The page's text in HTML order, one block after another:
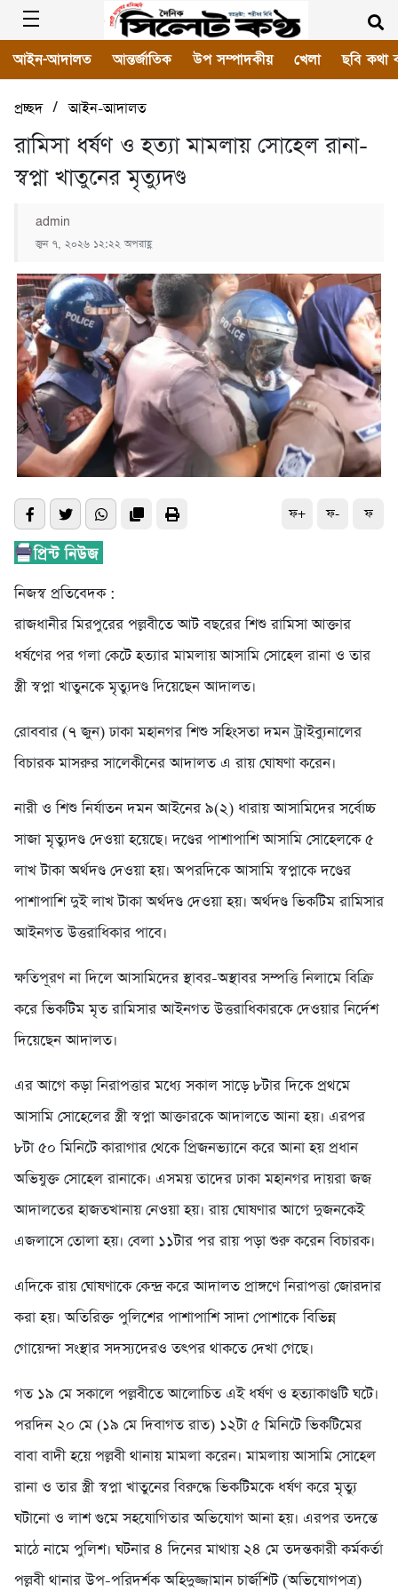
আইন-আদালত আন্তর্জাতিক উপ সম্পাদকীয় খেলা ছবি কথা
প্রচ্ছদ/আইন-আদালত
রামিসা ধর্ষণ ও হত্যা মামলায় সোহেল রানা-
স্বপ্না খাতুনের মৃত্যুদণ্ড
admin
জুন ৭, ২০২৬ ১২:২২ অপরাহ্ণ
ফ+ ফ- ফ
নিজস্ব প্রতিবেদক :
রাজধানীর মিরপুরের পল্লবীতে আট বছরের শিশু রামিসা আক্তার
ধর্ষণের পর গলা কেটে হত্যার মামলায় আসামি সোহেল রানা ও তার
স্ত্রী স্বপ্না খাতুনকে মৃত্যুদণ্ড দিয়েছেন আদালত।
রোববার (৭ জুন) ঢাকা মহানগর শিশু সহিংসতা দমন ট্রাইব্যুনালের
বিচারক মাসরুর সালেকীনের আদালত এ রায় ঘোষণা করেন।
নারী ও শিশু নির্যাতন দমন আইনের ৯(২) ধারায় আসামিদের সর্বোচ্চ
সাজা মৃত্যুদণ্ড দেওয়া হয়েছে। দণ্ডের পাশাপাশি আসামি সোহেলকে ৫
লাখ টাকা অর্থদণ্ড দেওয়া হয়। অপরদিকে আসামি স্বপ্নাকে দণ্ডের
পাশাপাশি দুই লাখ টাকা অর্থদণ্ড দেওয়া হয়। অর্থদণ্ড ভিকটিম রামিসার
আইনগত উত্তরাধিকার পাবে।
ক্ষতিপূরণ না দিলে আসামিদের স্থাবর-অস্থাবর সম্পত্তি নিলামে বিক্রি
করে ভিকটিম মৃত রামিসার আইনগত উত্তরাধিকারকে দেওয়ার নির্দেশ
দিয়েছেন আদালত।
এর আগে কড়া নিরাপত্তার মধ্যে সকাল সাড়ে ৮টার দিকে প্রথমে
আসামি সোহেলের স্ত্রী স্বপ্না আক্তারকে আদালতে আনা হয়। এরপর
৮টা ৫০ মিনিটে কারাগার থেকে প্রিজনভ্যানে করে আনা হয় প্রধান
অভিযুক্ত সোহেল রানাকে। এসময় তাদের ঢাকা মহানগর দায়রা জজ
আদালতের হাজতখানায় নেওয়া হয়। রায় ঘোষণার আগে দুজনকেই
এজলাসে তোলা হয়। বেলা ১১টার পর রায় পড়া শুরু করেন বিচারক।
এদিকে রায় ঘোষণাকে কেন্দ্র করে আদালত প্রাঙ্গণে নিরাপত্তা জোরদার
করা হয়। অতিরিক্ত পুলিশের পাশাপাশি সাদা পোশাকে বিভিন্ন
গোয়েন্দা সংস্থার সদস্যদেরও তৎপর থাকতে দেখা গেছে।
গত ১৯ মে সকালে পল্লবীতে আলোচিত এই ধর্ষণ ও হত্যাকাণ্ডটি ঘটে।
পরদিন ২০ মে (১৯ মে দিবাগত রাত) ১২টা ৫ মিনিটে ভিকটিমের
বাবা বাদী হয়ে পল্লবী থানায় মামলা করেন। মামলায় আসামি সোহেল
রানা ও তার স্ত্রী স্বপ্না খাতুনের বিরুদ্ধে ভিকটিমকে ধর্ষণ করে মৃত্যু
ঘটানো ও লাশ গুমে সহযোগিতার অভিযোগ আনা হয়। এরপর তদন্তে
মাঠে নামে পুলিশ। ঘটনার ৪ দিনের মাথায় ২৪ মে তদন্তকারী কর্মকর্তা
পল্লবী থানার উপ-পরিদর্শক অহিদুজ্জামান চার্জশিট (অভিযোগপত্র)